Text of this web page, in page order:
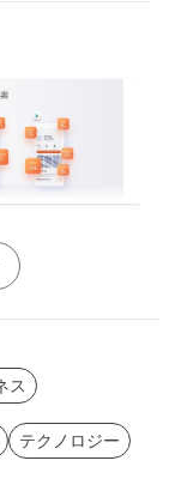
ス
テクノロジー